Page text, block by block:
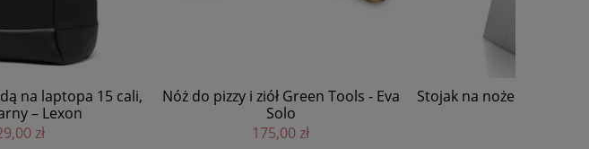
Nóż do pizzy i ziół Green Tools - Eva
Stojak na noże Angled Grey szary - Eva